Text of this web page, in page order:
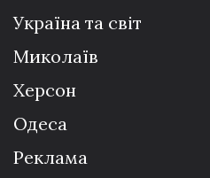
Україна та світ
Миколаїв
Херсон
Одеса
Реклама